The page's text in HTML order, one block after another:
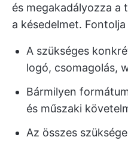
és megakadályozza
a késedelmet.
A szükséges
logó, csomagolás,
Bármilyen
és műszaki
Az összes